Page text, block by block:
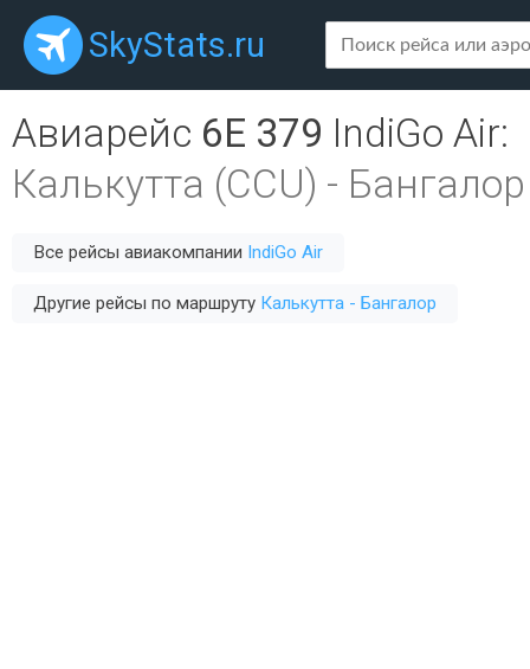
SkyStats.ru
Авиарейс 6E 379 IndiGo Air:
Калькутта (CCU) -
Все рейсы авиакомпании IndiGo Air
Другие рейсы по маршруту Калькутта - Бангалор